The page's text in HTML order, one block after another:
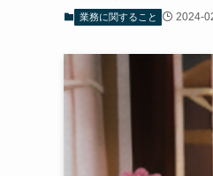
業務に関すること 2024-